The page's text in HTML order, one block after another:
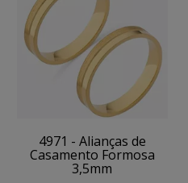
4971 - Alianças de
Casamento Formosa
3,5mm